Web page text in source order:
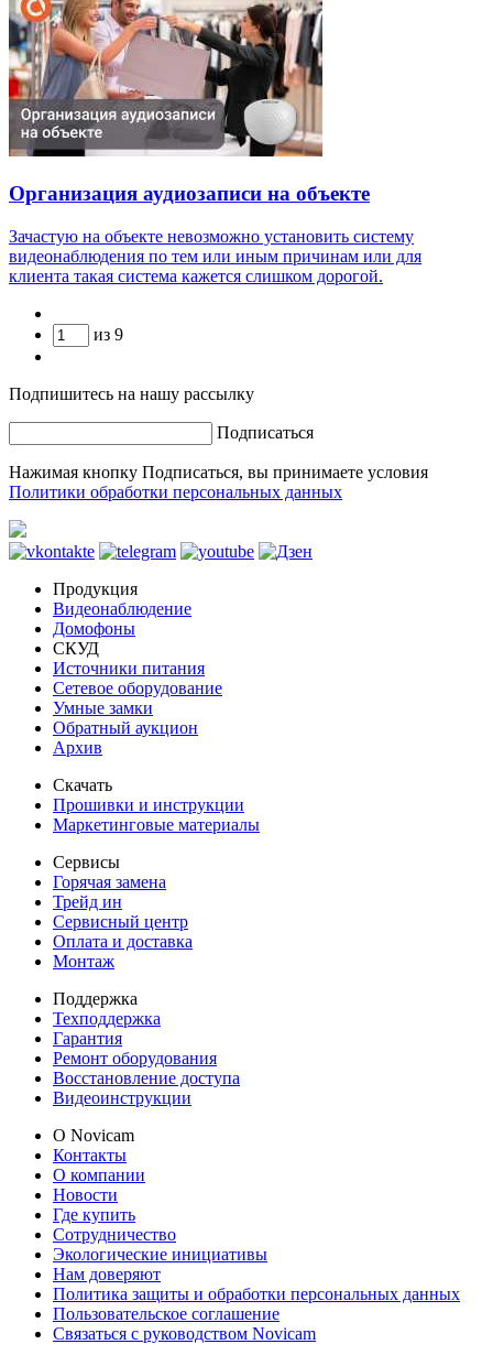
Организация аудиозаписи на объекте
Зачастую на объекте невозможно установить систему
видеонаблюдения по тем или иным причинам или для
клиента такая система кажется слишком дорогой.
из 9
Подпишитесь на нашу рассылку
Подписаться
Нажимая кнопку Подписаться, вы принимаете условия
Политики обработки персональных данных
Продукция
Видеонаблюдение
Домофоны
СКУД
Источники питания
Сетевое оборудование
Умные замки
Обратный аукцион
Архив
Скачать
Прошивки и инструкции
Маркетинговые материалы
Сервисы
Горячая замена
Трейд ин
Сервисный центр
Оплата и доставка
Монтаж
Поддержка
Техподдержка
Гарантия
Ремонт оборудования
Восстановление доступа
Видеоинструкции
О Novicam
Контакты
О компании
Новости
Где купить
Сотрудничество
Экологические инициативы
Нам доверяют
Политика защиты и обработки персональных данных
Пользовательское соглашение
Связаться с руководством Novicam